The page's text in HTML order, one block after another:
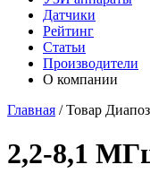
Датчики
Рейтинг
Статьи
Производители
О компании
Главная / Товар
2,2-8,1